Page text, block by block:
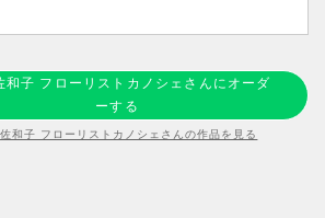
和子 フローリストカノシェさんにオーダ
ーする
和子 フローリストカノシェさんの作品を見る